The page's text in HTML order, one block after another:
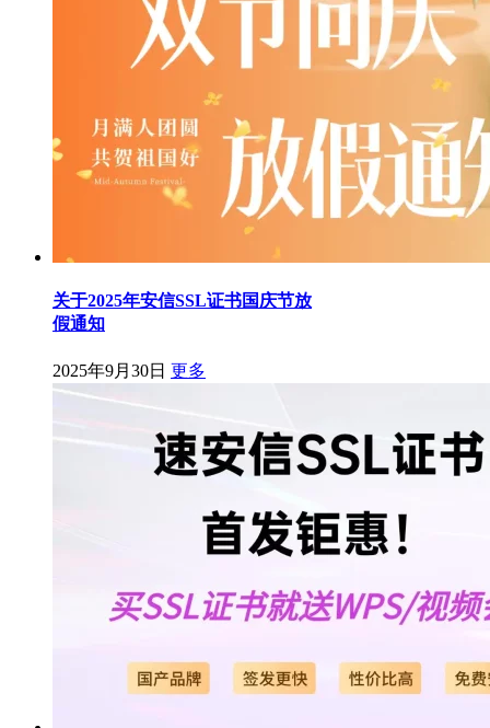
关于2025年安信SSL证书国庆节放
假通知
2025年9月30日 更多